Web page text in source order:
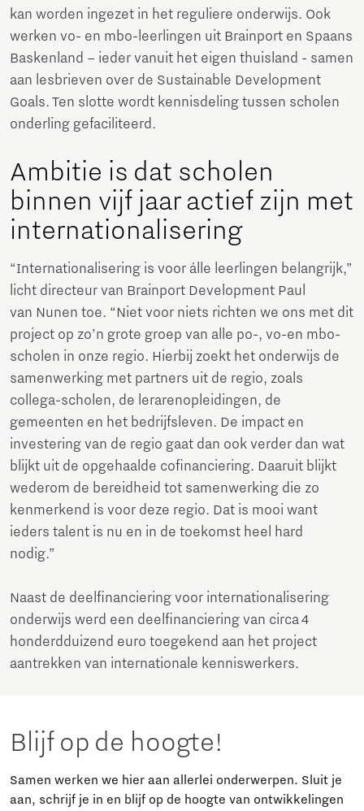
kan worden ingezet in het reguliere onderwijs. Ook
werken vo- en mbo-leerlingen uit Brainport en Spaans
Baskenland – ieder vanuit het eigen thuisland - samen
aan lesbrieven over de Sustainable Development
Goals. Ten slotte wordt kennisdeling tussen scholen
onderling gefaciliteerd.
Ambitie is dat scholen
binnen vijf jaar actief zijn met
internationalisering
“Internationalisering is voor álle leerlingen belangrijk,”
licht directeur van Brainport Development Paul
van Nunen toe. “Niet voor niets richten we ons met dit
project op zo’n grote groep van alle po-, vo-en mbo-
scholen in onze regio. Hierbij zoekt het onderwijs de
samenwerking met partners uit de regio, zoals
collega-scholen, de lerarenopleidingen, de
gemeenten en het bedrijfsleven. De impact en
investering van de regio gaat dan ook verder dan wat
blijkt uit de opgehaalde cofinanciering. Daaruit blijkt
wederom de bereidheid tot samenwerking die zo
kenmerkend is voor deze regio. Dat is mooi want
ieders talent is nu en in de toekomst heel hard
nodig.”
Naast de deelfinanciering voor internationalisering
onderwijs werd een deelfinanciering van circa 4
honderdduizend euro toegekend aan het project
aantrekken van internationale kenniswerkers.
Blijf op de hoogte!
Samen werken we hier aan allerlei onderwerpen. Sluit je
aan, schrijf je in en blijf op de hoogte van ontwikkelingen